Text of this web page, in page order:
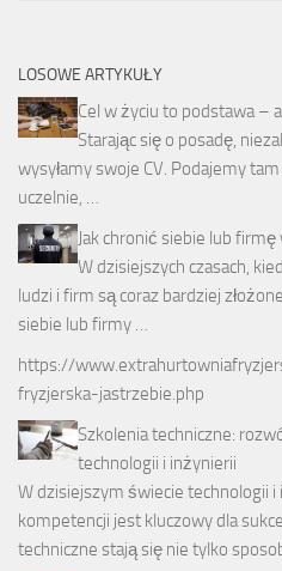
LOSOWE ARTYKUŁY
Cel w życiu to podstawa –
Starając się o posadę,
wysyłamy swoje CV. Podajemy
uczelnie, …
Jak chronić siebie lub firmę
W dzisiejszych czasach,
ludzi i firm są coraz bardziej
siebie lub firmy …
https://
fryzjerska-jastrzebie.php
Szkolenia techniczne:
technologii i inżynierii
W dzisiejszym świecie technologii i
kompetencji jest kluczowy dla
techniczne stają się nie tylko